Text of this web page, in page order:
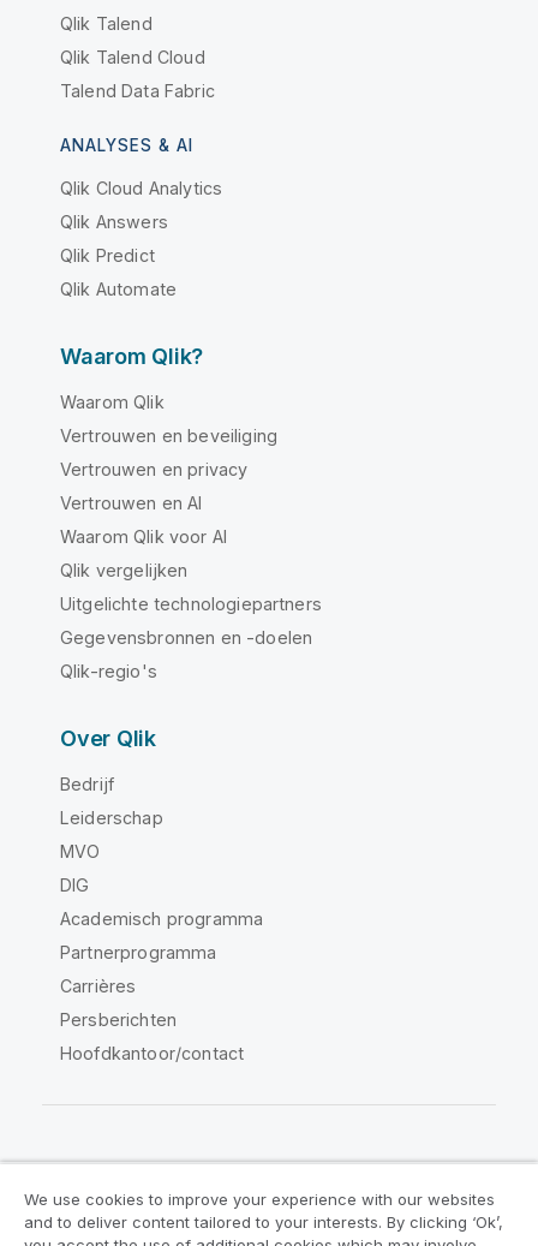
Qlik Talend
Qlik Talend Cloud
Talend Data Fabric
ANALYSES & AI
Qlik Cloud Analytics
Qlik Answers
Qlik Predict
Qlik Automate
Waarom Qlik?
Waarom Qlik
Vertrouwen en beveiliging
Vertrouwen en privacy
Vertrouwen en AI
Waarom Qlik voor AI
Qlik vergelijken
Uitgelichte technologiepartners
Gegevensbronnen en -doelen
Qlik-regio's
Over Qlik
Bedrijf
Leiderschap
MVO
DIG
Academisch programma
Partnerprogramma
Carrières
Persberichten
Hoofdkantoor/contact
Juridische overeenkomsten
We use cookies to improve your experience with our websites
and to deliver content tailored to your interests. By clicking ‘Ok’,